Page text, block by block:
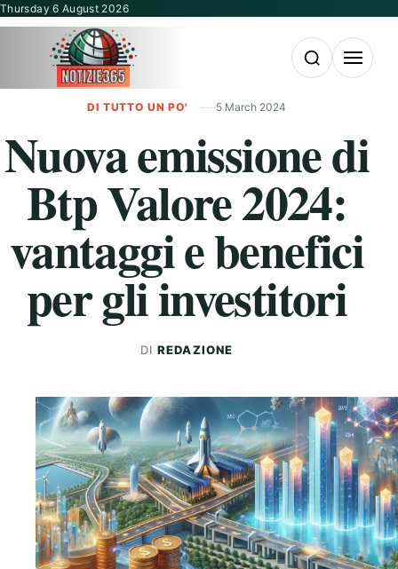
Vai al contenuto
Thursday 6 August 2026
Apri la ricerca
Apri il
DI TUTTO UN PO' 5 March 2024
Nuova emissione di
Btp Valore 2024:
vantaggi e benefici
per gli investitori
DIREDAZIONE